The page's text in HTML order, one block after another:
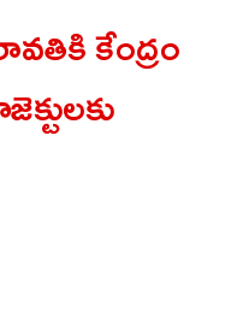
కేంద్రం